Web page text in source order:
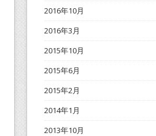
2016年10月
2016年3月
2015年10月
2015年6月
2015年2月
2014年1月
2013年10月